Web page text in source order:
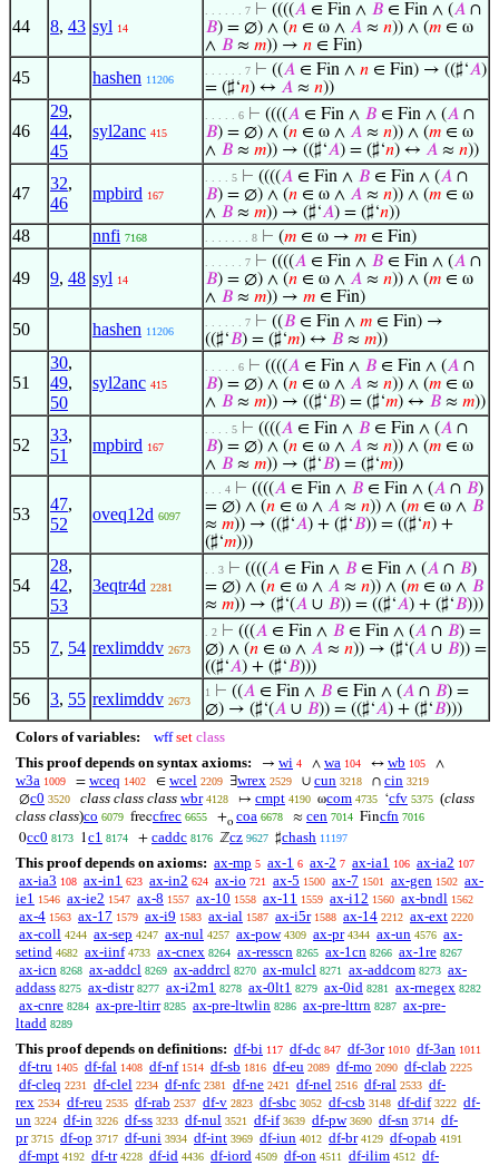
44 8, 43 syl 14
. . . . . . 7 ⊢ ((((𝐴 ∈ Fin ∧ 𝐵 ∈ Fin ∧ (𝐴 ∩
𝐵) = ∅) ∧ (𝑛 ∈ ω ∧ 𝐴 ≈ 𝑛)) ∧ (𝑚 ∈ ω
∧ 𝐵 ≈ 𝑚)) → 𝑛 ∈ Fin)
45 hashen 11206
. . . . . . 7 ⊢ ((𝐴 ∈ Fin ∧ 𝑛 ∈ Fin) → ((♯‘𝐴)
= (♯‘𝑛) ↔ 𝐴 ≈ 𝑛))
46
29,
44,
45
syl2anc 415
. . . . . 6 ⊢ ((((𝐴 ∈ Fin ∧ 𝐵 ∈ Fin ∧ (𝐴 ∩
𝐵) = ∅) ∧ (𝑛 ∈ ω ∧ 𝐴 ≈ 𝑛)) ∧ (𝑚 ∈ ω
∧ 𝐵 ≈ 𝑚)) → ((♯‘𝐴) = (♯‘𝑛) ↔ 𝐴 ≈ 𝑛))
47
32,
46
mpbird 167
. . . . 5 ⊢ ((((𝐴 ∈ Fin ∧ 𝐵 ∈ Fin ∧ (𝐴 ∩
𝐵) = ∅) ∧ (𝑛 ∈ ω ∧ 𝐴 ≈ 𝑛)) ∧ (𝑚 ∈ ω
∧ 𝐵 ≈ 𝑚)) → (♯‘𝐴) = (♯‘𝑛))
48 nnfi 7168 . . . . . . . 8 ⊢ (𝑚 ∈ ω → 𝑚 ∈ Fin)
49 9, 48 syl 14
. . . . . . 7 ⊢ ((((𝐴 ∈ Fin ∧ 𝐵 ∈ Fin ∧ (𝐴 ∩
𝐵) = ∅) ∧ (𝑛 ∈ ω ∧ 𝐴 ≈ 𝑛)) ∧ (𝑚 ∈ ω
∧ 𝐵 ≈ 𝑚)) → 𝑚 ∈ Fin)
50 hashen 11206
. . . . . . 7 ⊢ ((𝐵 ∈ Fin ∧ 𝑚 ∈ Fin) →
((♯‘𝐵) = (♯‘𝑚) ↔ 𝐵 ≈ 𝑚))
51
30,
49,
50
syl2anc 415
. . . . . 6 ⊢ ((((𝐴 ∈ Fin ∧ 𝐵 ∈ Fin ∧ (𝐴 ∩
𝐵) = ∅) ∧ (𝑛 ∈ ω ∧ 𝐴 ≈ 𝑛)) ∧ (𝑚 ∈ ω
∧ 𝐵 ≈ 𝑚)) → ((♯‘𝐵) = (♯‘𝑚) ↔ 𝐵 ≈ 𝑚))
52
33,
51
mpbird 167
. . . . 5 ⊢ ((((𝐴 ∈ Fin ∧ 𝐵 ∈ Fin ∧ (𝐴 ∩
𝐵) = ∅) ∧ (𝑛 ∈ ω ∧ 𝐴 ≈ 𝑛)) ∧ (𝑚 ∈ ω
∧ 𝐵 ≈ 𝑚)) → (♯‘𝐵) = (♯‘𝑚))
53
47,
52
oveq12d 6097
. . . 4 ⊢ ((((𝐴 ∈ Fin ∧ 𝐵 ∈ Fin ∧ (𝐴 ∩ 𝐵)
= ∅) ∧ (𝑛 ∈ ω ∧ 𝐴 ≈ 𝑛)) ∧ (𝑚 ∈ ω ∧ 𝐵
≈ 𝑚)) → ((♯‘𝐴) + (♯‘𝐵)) = ((♯‘𝑛) +
(♯‘𝑚)))
54
28,
42,
53
3eqtr4d 2281
. . 3 ⊢ ((((𝐴 ∈ Fin ∧ 𝐵 ∈ Fin ∧ (𝐴 ∩ 𝐵)
= ∅) ∧ (𝑛 ∈ ω ∧ 𝐴 ≈ 𝑛)) ∧ (𝑚 ∈ ω ∧ 𝐵
≈ 𝑚)) → (♯‘(𝐴 ∪ 𝐵)) = ((♯‘𝐴) + (♯‘𝐵)))
55 7, 54 rexlimddv 2673
. 2 ⊢ (((𝐴 ∈ Fin ∧ 𝐵 ∈ Fin ∧ (𝐴 ∩ 𝐵) =
∅) ∧ (𝑛 ∈ ω ∧ 𝐴 ≈ 𝑛)) → (♯‘(𝐴 ∪ 𝐵)) =
((♯‘𝐴) + (♯‘𝐵)))
56 3, 55 rexlimddv 2673
1 ⊢ ((𝐴 ∈ Fin ∧ 𝐵 ∈ Fin ∧ (𝐴 ∩ 𝐵) =
∅) → (♯‘(𝐴 ∪ 𝐵)) = ((♯‘𝐴) + (♯‘𝐵)))
Colors of variables: wff set class
This proof depends on syntax axioms:
→ wi 4 ∧ wa 104 ↔ wb 105 ∧
w3a 1009 = wceq 1402 ∈ wcel 2209 ∃wrex 2529 ∪ cun 3218 ∩ cin 3219
∅c0 3520 class class class wbr 4128 ↦ cmpt 4190 ωcom 4735 ‘cfv 5375 (class
class class)co 6079 freccfrec 6655 +o coa 6678 ≈ cen 7014 Fincfn 7016
0cc0 8173 1 c1 8174 + caddc 8176 ℤcz 9627 ♯chash 11197
This proof depends on axioms: ax-mp 5 ax-1 6 ax-2 7 ax-ia1 106 ax-ia2 107
ax-ia3 108 ax-in1 623 ax-in2 624 ax-io 721 ax-5 1500 ax-7 1501 ax-gen 1502 ax-
ie1 1546 ax-ie2 1547 ax-8 1557 ax-10 1558 ax-11 1559 ax-i12 1560 ax-bndl 1562
ax-4 1563 ax-17 1579 ax-i9 1583 ax-ial 1587 ax-i5r 1588 ax-14 2212 ax-ext 2220
ax-coll 4244 ax-sep 4247 ax-nul 4257 ax-pow 4309 ax-pr 4344 ax-un 4576 ax-
setind 4682 ax-iinf 4733 ax-cnex 8264 ax-resscn 8265 ax-1cn 8266 ax-1re 8267
ax-icn 8268 ax-addcl 8269 ax-addrcl 8270 ax-mulcl 8271 ax-addcom 8273 ax-
addass 8275 ax-distr 8277 ax-i2m1 8278 ax-0lt1 8279 ax-0id 8281 ax-rnegex 8282
ax-cnre 8284 ax-pre-ltirr 8285 ax-pre-ltwlin 8286 ax-pre-lttrn 8287 ax-pre-
ltadd 8289
This proof depends on definitions: df-bi 117 df-dc 847 df-3or 1010 df-3an 1011
df-tru 1405 df-fal 1408 df-nf 1514 df-sb 1816 df-eu 2089 df-mo 2090 df-clab 2225
df-cleq 2231 df-clel 2234 df-nfc 2381 df-ne 2421 df-nel 2516 df-ral 2533 df-
rex 2534 df-reu 2535 df-rab 2537 df-v 2823 df-sbc 3052 df-csb 3148 df-dif 3222 df-
un 3224 df-in 3226 df-ss 3233 df-nul 3521 df-if 3639 df-pw 3690 df-sn 3714 df-
pr 3715 df-op 3717 df-uni 3934 df-int 3969 df-iun 4012 df-br 4129 df-opab 4191
df-mpt 4192 df-tr 4228 df-id 4436 df-iord 4509 df-on 4511 df-ilim 4512 df-